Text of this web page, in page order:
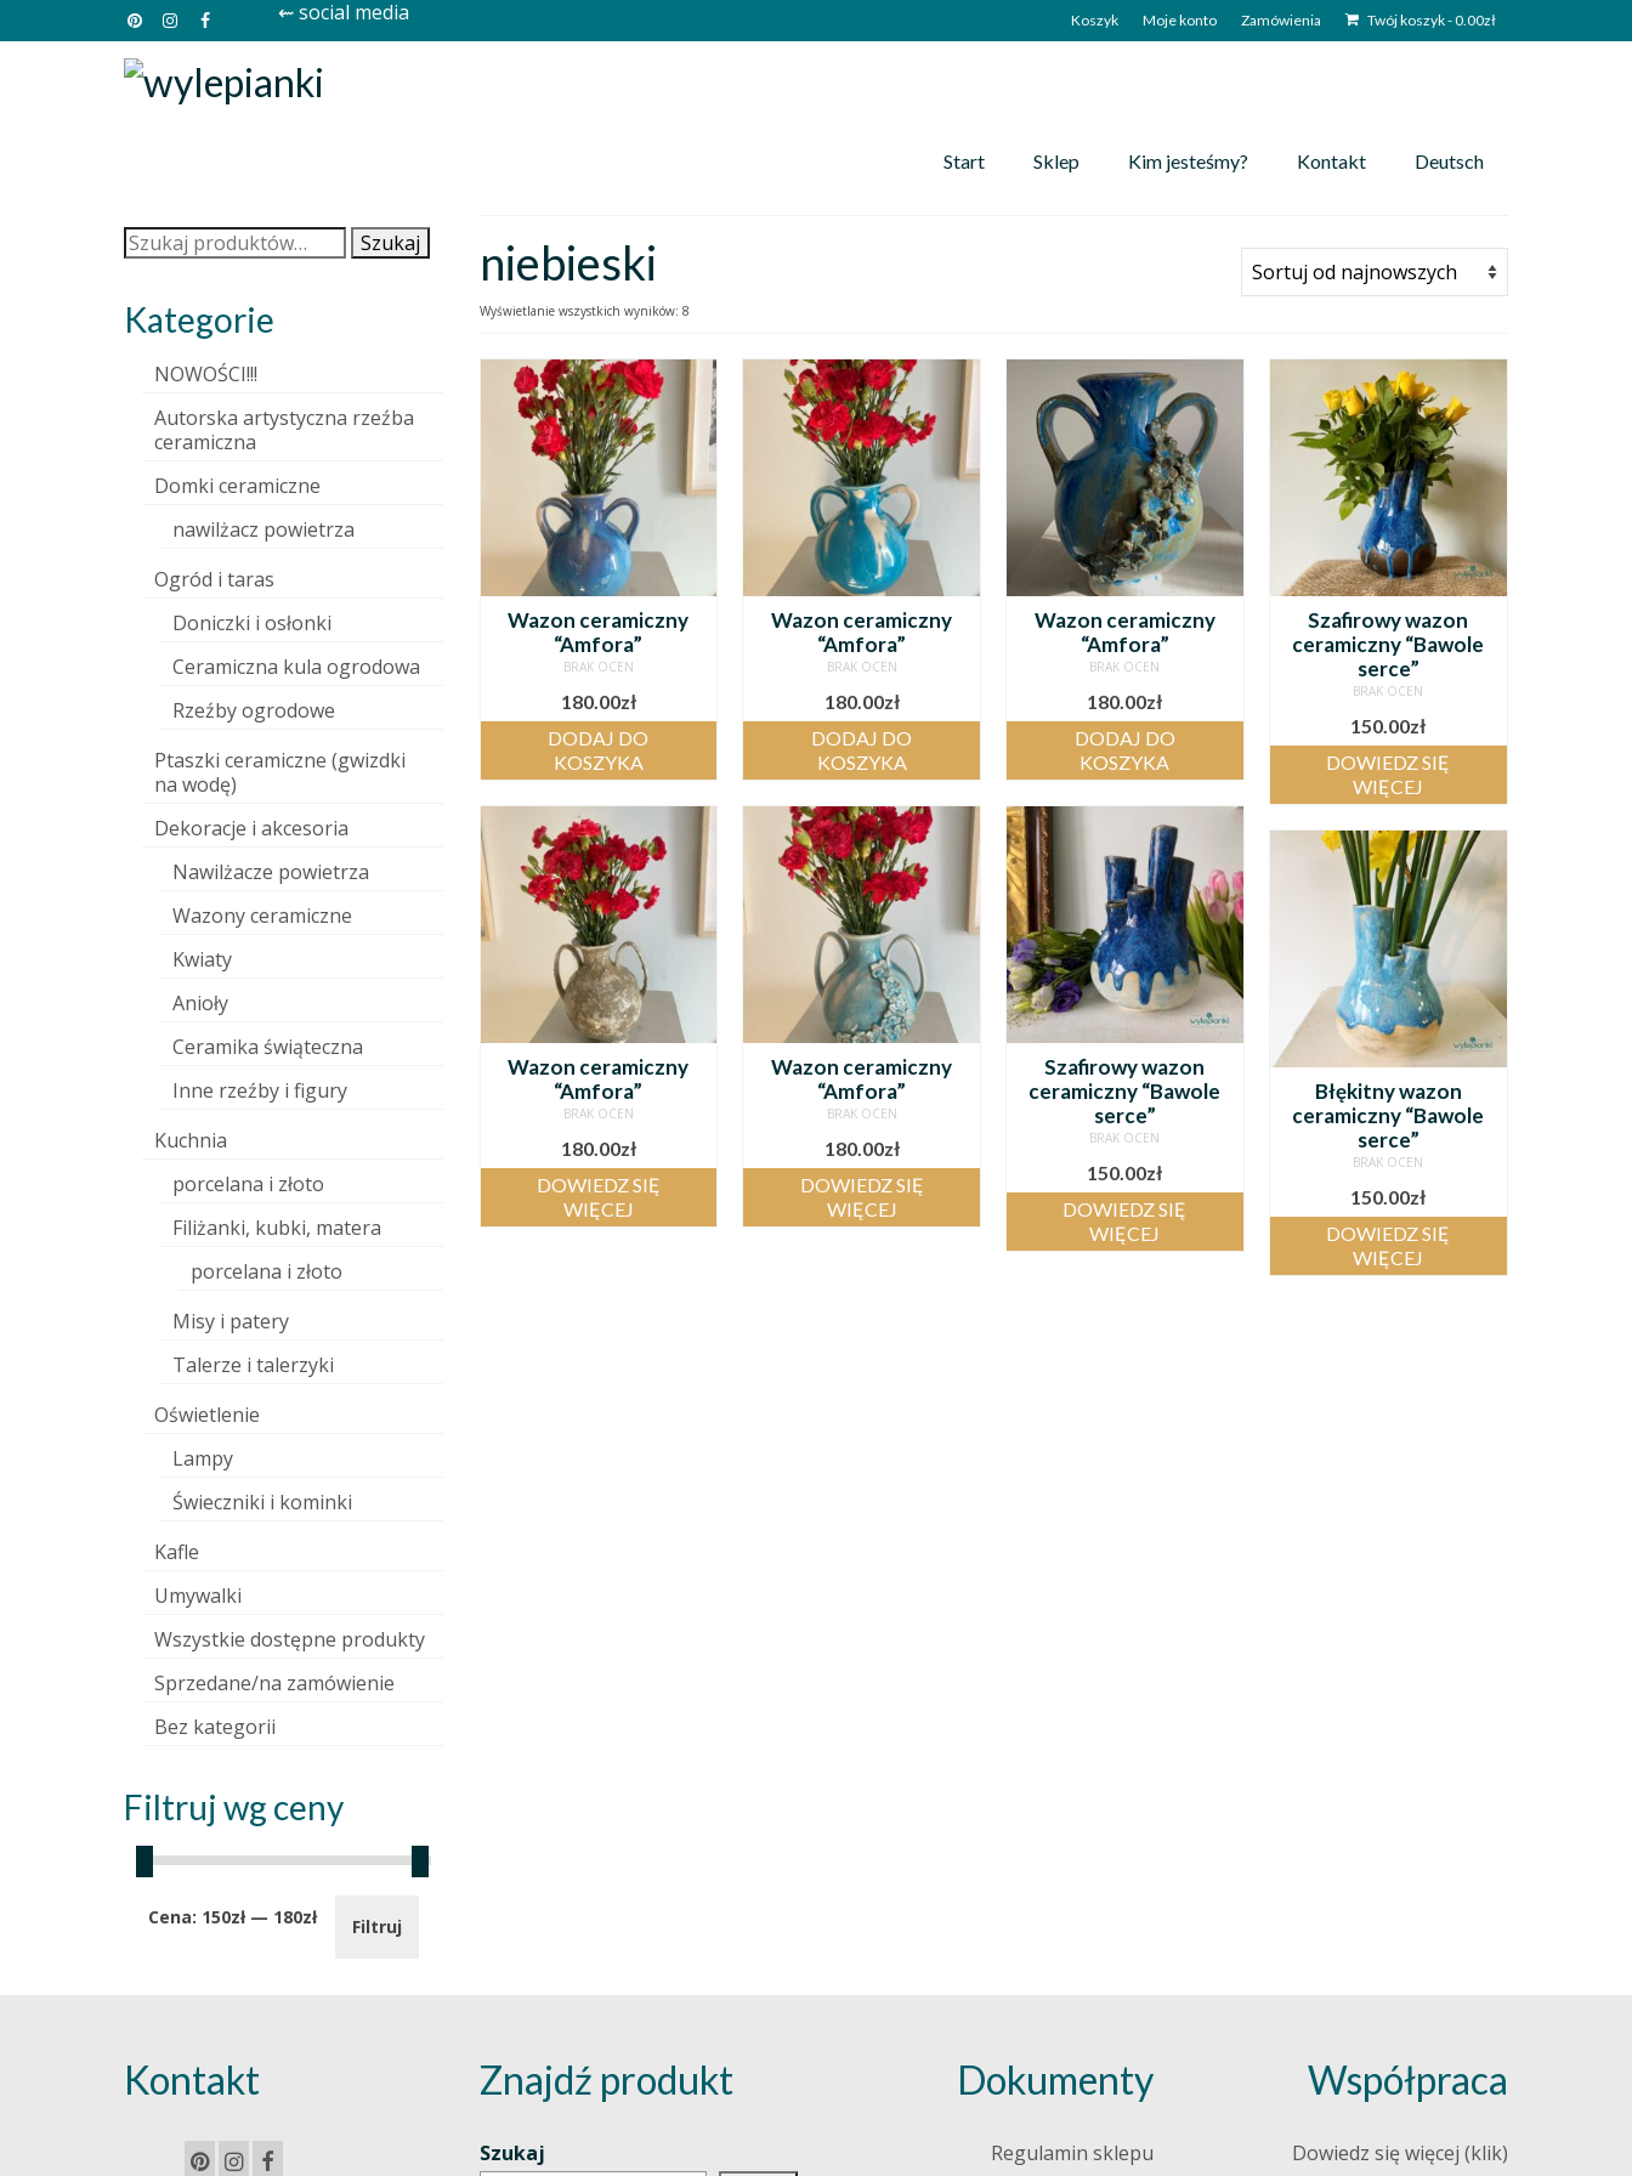
Koszyk Moje konto Zamówienia Twój koszyk-0.00zł
⇜ social media
Start Sklep Kim jesteśmy? Kontakt Deutsch
niebieski
Wyświetlanie wszystkich wyników: 8
Wazon ceramiczny
“Amfora”
BRAK OCEN
180.00zł
DODAJ DO
KOSZYKA
Wazon ceramiczny
“Amfora”
BRAK OCEN
180.00zł
DODAJ DO
KOSZYKA
Wazon ceramiczny
“Amfora”
BRAK OCEN
180.00zł
DODAJ DO
KOSZYKA
Szafirowy wazon
ceramiczny “Bawole
serce”
BRAK OCEN
150.00zł
DOWIEDZ SIĘ
WIĘCEJ
Wazon ceramiczny
“Amfora”
BRAK OCEN
180.00zł
DOWIEDZ SIĘ
WIĘCEJ
Wazon ceramiczny
“Amfora”
BRAK OCEN
180.00zł
DOWIEDZ SIĘ
WIĘCEJ
Szafirowy wazon
ceramiczny “Bawole
serce”
BRAK OCEN
150.00zł
DOWIEDZ SIĘ
WIĘCEJ
Błękitny wazon
ceramiczny “Bawole
serce”
BRAK OCEN
150.00zł
DOWIEDZ SIĘ
WIĘCEJ
Szukaj: Szukaj
Kategorie
NOWOŚCI!!!
Autorska artystyczna rzeźba
ceramiczna
Domki ceramiczne
nawilżacz powietrza
Ogród i taras
Doniczki i osłonki
Ceramiczna kula ogrodowa
Rzeźby ogrodowe
Ptaszki ceramiczne (gwizdki
na wodę)
Dekoracje i akcesoria
Nawilżacze powietrza
Wazony ceramiczne
Kwiaty
Anioły
Ceramika świąteczna
Inne rzeźby i figury
Kuchnia
porcelana i złoto
Filiżanki, kubki, matera
porcelana i złoto
Misy i patery
Talerze i talerzyki
Oświetlenie
Lampy
Świeczniki i kominki
Kafle
Umywalki
Wszystkie dostępne produkty
Sprzedane/na zamówienie
Bez kategorii
Filtruj wg ceny
Cena
Cena
Filtruj
Cena: 150zł— 180zł
Kontakt Znajdź produkt
Szukaj
Dokumenty
Regulamin sklepu
Współpraca
Dowiedz się więcej (klik)